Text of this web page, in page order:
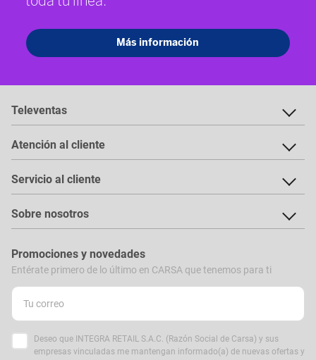
Televentas
Atención al cliente
Servicio al cliente
Sobre nosotros
Promociones y novedades
Entérate primero de lo último en CARSA que tenemos para ti
Deseo que INTEGRA RETAIL S.A.C. (Razón Social de Carsa) y sus
empresas vinculadas me mantengan informado(a) de nuevas ofertas y